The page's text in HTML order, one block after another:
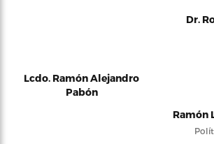
Dr.
Lcdo. Ramón Alejandro
Pabón
Ramón